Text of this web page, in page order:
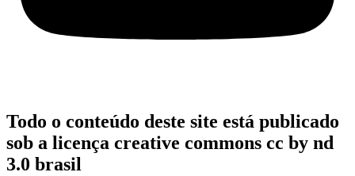
Todo o conteúdo deste site está publicado
sob a licença creative commons cc by nd
3.0 brasil